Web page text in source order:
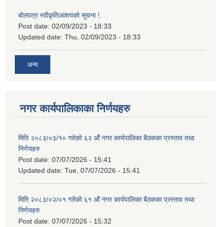
बोलपत्र स्वीकृतिआशयको सूचना !.
Post date: 02/09/2023 - 18:33
Updated date: Thu, 02/09/2023 - 18:33
अन्य
नगर कार्यपालिकाका निर्णयहरु
मिति २०८३/०३/१० गतेको ६२ औं नगर कार्यपालिका बैठकका प्रस्ताव तथा
निर्णयहरु
Post date: 07/07/2026 - 15:41
Updated date: Tue, 07/07/2026 - 15:41
मिति २०८३/०२/०१ गतेको ६१ औं नगर कार्यपालिका बैठकका प्रस्ताव तथा
निर्णयहरु
Post date: 07/07/2026 - 15:32